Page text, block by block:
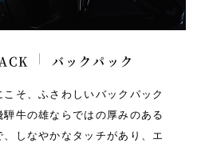
バックパック
そ、ふさわしいバックパック
牛の雄ならではの厚みのある
しなやかなタッチがあり、エ